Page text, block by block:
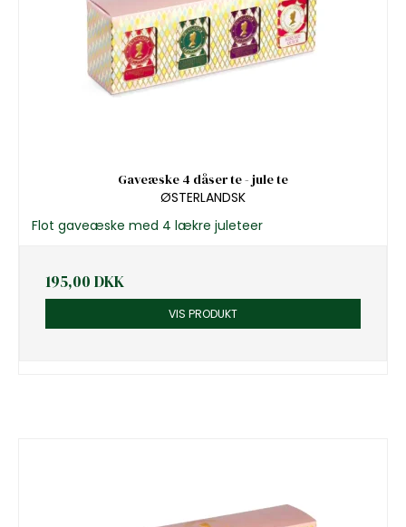
Gaveæske 4 dåser te - jule te
ØSTERLANDSK
Flot gaveæske med 4 lækre juleteer
195,00 DKK
VIS PRODUKT